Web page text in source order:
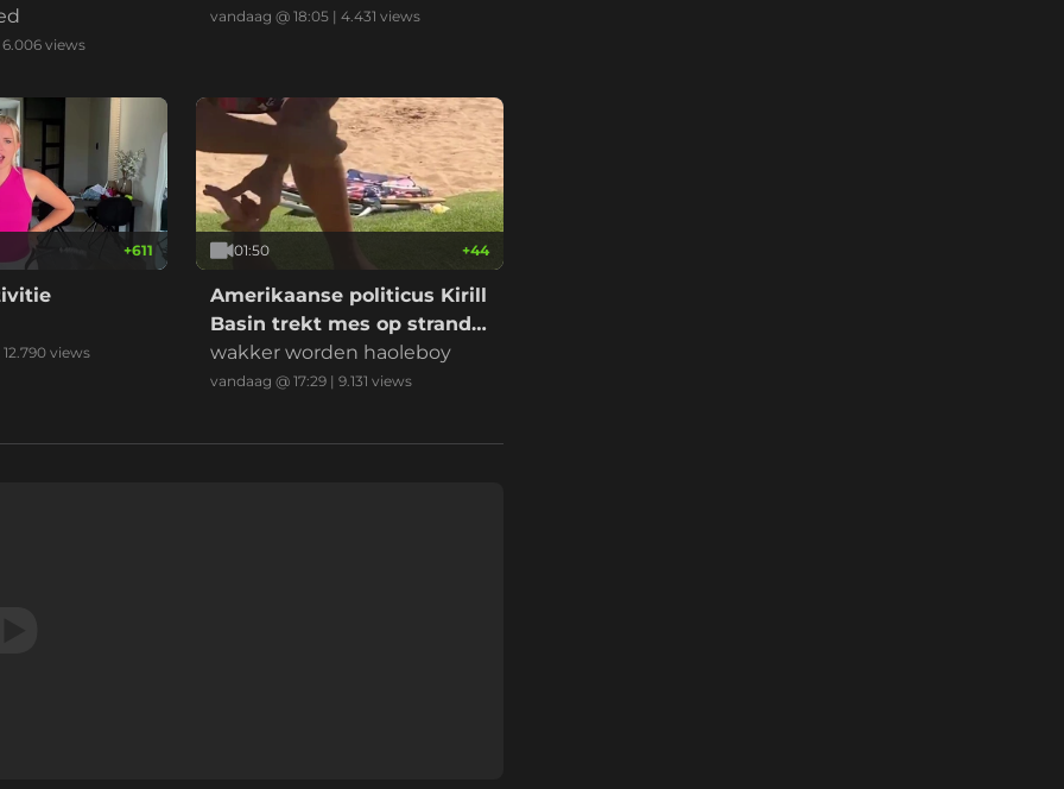
6.006views
vandaag @ 18:05 |4.431 views
+611
12.790views
01:50 +44
Amerikaanse politicus Kirill
Basin trekt mes op strand
Hawaii
wakker worden haoleboy
vandaag @ 17:29 |9.131 views